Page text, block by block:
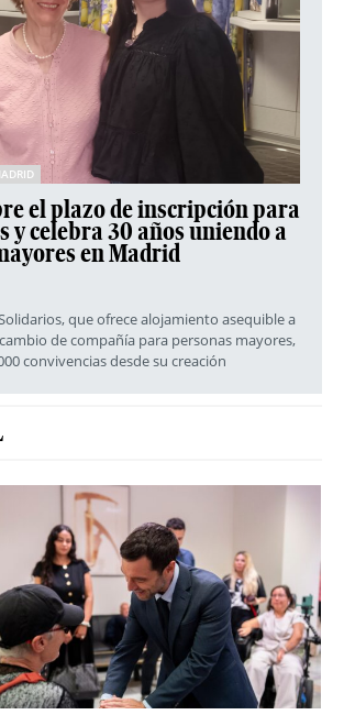
el plazo de inscripción para
y celebra 30 años uniendo a
en Madrid
que ofrece alojamiento asequible a
de compañía para personas mayores,
convivencias desde su creación